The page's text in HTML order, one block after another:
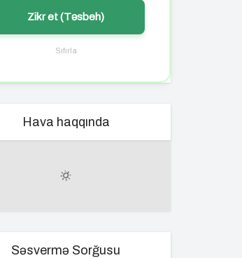
Zikr et (Təsbeh)
Sıfırla
Hava haqqında
Səsvermə Sorğusu